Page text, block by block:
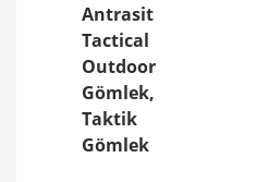
Antrasit
Tactical
Outdoor
Gömlek,
Taktik
Gömlek